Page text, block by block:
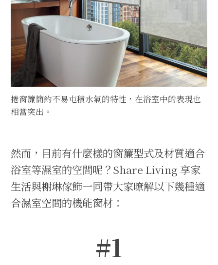
捲窗簾簡約不易屯積水氣的特性，在浴室中的表現也
相當突出。
然而，目前有什麼樣的窗簾型式及材質適合
浴室等濕室的空間呢？Share Living 享家
生活與榭琳傢飾一同帶大家暸解以下幾種適
合濕室空間的機能窗材：
#1